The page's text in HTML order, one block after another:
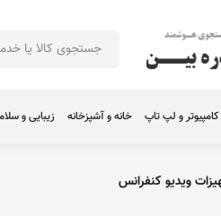
کامپیوتر و لپ تاپ خانه و آشپزخانه زیبایی و
ویدیو کنفرانس